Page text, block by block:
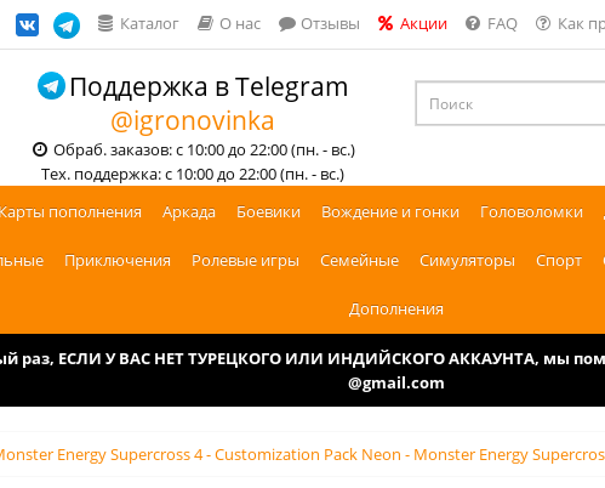
Каталог О нас Отзывы Акции FAQ Как
Поддержка в Telegram
@igronovinka
Обраб. заказов: с 10:00 до 22:00 (пн. - вс.)
Тех. поддержка: с 10:00 до 22:00 (пн. - вс.)
Карты пополнения Аркада Боевики Вождение и гонки Головоломки
Приключения Ролевые игры Семейные Симуляторы Спорт
Дополнения
раз, ЕСЛИ У ВАС НЕТ ТУРЕЦКОГО ИЛИ ИНДИЙСКОГО АККАУНТА, мы
@gmail.com
Energy Supercross 4 - Customization Pack Neon - Monster Energy